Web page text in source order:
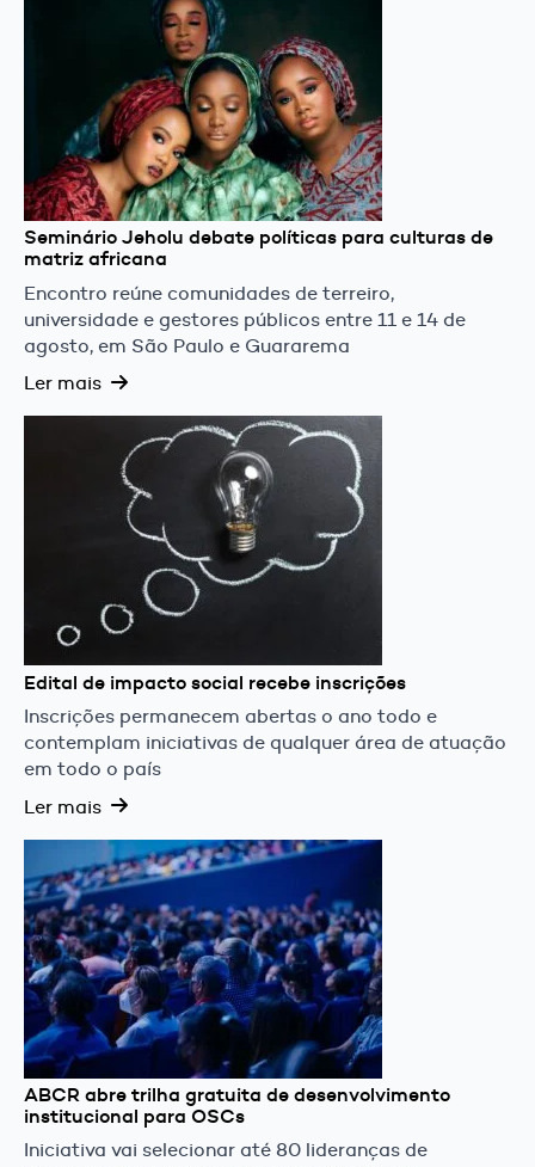
Seminário Jeholu debate políticas para culturas de
matriz africana
Encontro reúne comunidades de terreiro,
universidade e gestores públicos entre 11 e 14 de
agosto, em São Paulo e Guararema
Ler mais
Edital de impacto social recebe inscrições
Inscrições permanecem abertas o ano todo e
contemplam iniciativas de qualquer área de atuação
em todo o país
Ler mais
ABCR abre trilha gratuita de desenvolvimento
institucional para OSCs
Iniciativa vai selecionar até 80 lideranças de